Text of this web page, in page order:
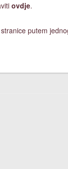
ovdje.
putem